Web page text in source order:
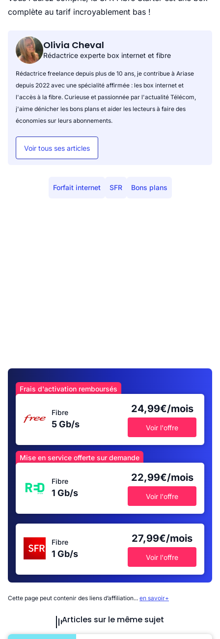
complète au tarif incroyablement bas !
Olivia Cheval
Rédactrice experte box internet et fibre
Rédactrice freelance depuis plus de 10 ans, je contribue à Ariase
depuis 2022 avec une spécialité affirmée : les box internet et
l'accès à la fibre. Curieuse et passionnée par l'actualité Télécom,
j'aime dénicher les bons plans et aider les lecteurs à faire des
économies sur leurs abonnements.
Voir tous ses articles
Forfait internet SFR Bons plans
Frais d'activation remboursés
Fibre
5 Gb/s
24,99€/mois
Voir l'offre
Mise en service offerte sur demande
Fibre
1 Gb/s
22,99€/mois
Voir l'offre
Fibre
1 Gb/s
27,99€/mois
Voir l'offre
Cette page peut contenir des liens d’affiliation... en savoir+
Articles sur le même sujet